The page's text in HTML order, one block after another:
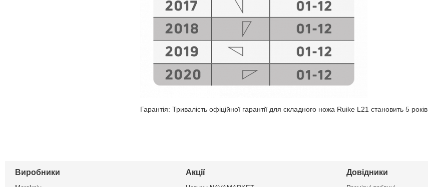
Гарантія: Тривалість офіційної гарантії для складного ножа Ruike L21 становить 5 років.
Виробники Акції Довідники